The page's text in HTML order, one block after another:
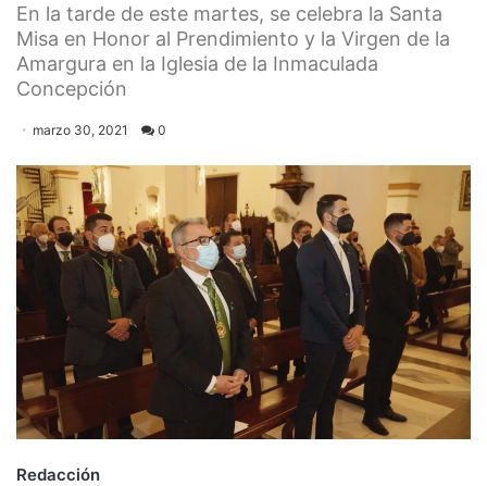
En la tarde de este martes, se celebra la Santa
Misa en Honor al Prendimiento y la Virgen de la
Amargura en la Iglesia de la Inmaculada
Concepción
marzo 30, 2021 0
Redacción